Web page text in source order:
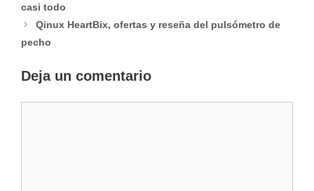
casi todo
Qinux HeartBix, ofertas y reseña del pulsómetro de
pecho
Deja un comentario